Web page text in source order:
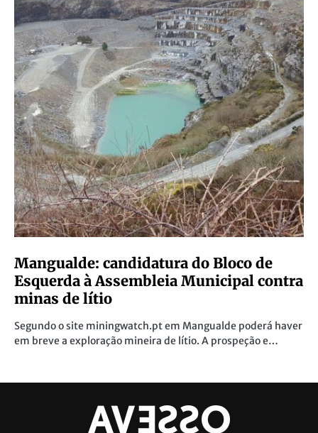
A importância da ciência e do ensino
superior no interior
Na sessão online “Soluções para o Interior” um dos temas
em discussão foi a importância da ciência, inovação…